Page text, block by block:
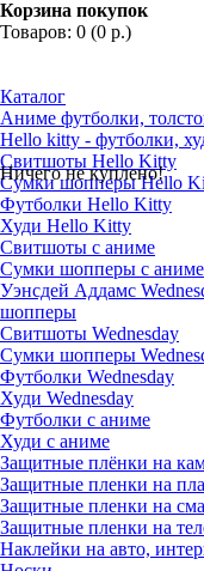
Корзина покупок
Товаров: 0 (0 р.)
Ничего не куплено!
Каталог
Аниме футболки,
Hello kitty - футболки,
Свитшоты Hello Kitty
Сумки шопперы Hello
Футболки Hello Kitty
Худи Hello Kitty
Свитшоты с аниме
Сумки шопперы с аниме
Уэнсдей Аддамс
шопперы
Свитшоты Wednesday
Сумки шопперы
Футболки Wednesday
Худи Wednesday
Футболки с аниме
Худи с аниме
Защитные плёнки на
Защитные пленки на
Защитные пленки на
Защитные пленки на
Наклейки на авто,